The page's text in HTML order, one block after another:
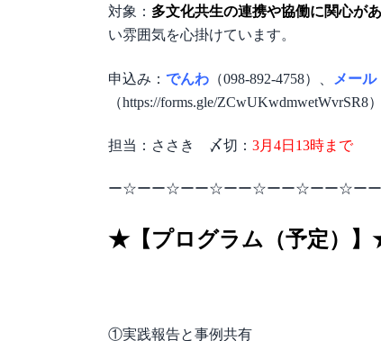
対象： 多文化共生の連携や協働に関心が
い雰囲気を心掛けています。
申込み： でんわ （098-892-4758）、 メール
（https://forms.gle/ZCwUKwdmwetWvrSR8
担当：ささき 〆切： 3月4日13時まで
ー☆ーー☆ーー☆ーー☆ーー☆ーー☆ーー
★【プログラム（予定）
①実践報告と事例共有